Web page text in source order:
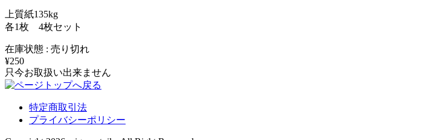
上質紙135kg
各1枚 4枚セット
在庫状態 : 売り切れ
¥250
只今お取扱い出来ません
特定商取引法
プライバシーポリシー